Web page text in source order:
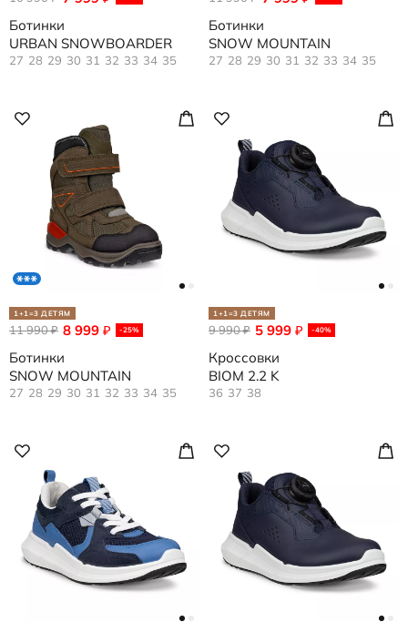
Ботинки
URBAN SNOWBOARDER
27 28 29 30 31 32 33 34 35
Ботинки
SNOW MOUNTAIN
27 28 29 30 31 32 33 34 35
1+1=3 ДЕТЯМ
8 999 ₽ -25%
11 990₽
Ботинки
SNOW MOUNTAIN
27 28 29 30 31 32 33 34 35
1+1=3 ДЕТЯМ
5 999 ₽ -40%
9 990₽
Кроссовки
BIOM 2.2 K
36 37 38